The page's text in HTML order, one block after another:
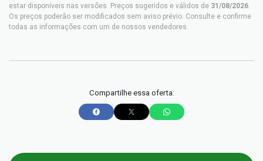
estar disponíveis nas versões. Preços sugeridos e válidos de 31/08/2026.
Os preços poderão ser modificados sem aviso prévio. Consulte e confirme
todas as informações com um de nossos vendedores.
Compartilhe essa oferta: